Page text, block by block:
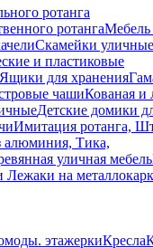
ротанга
ротангаМебель
Скамейки уличные
и пластиковые
Ящики для хранения
чашиКованая и
Детские домики
Имитация ротанга,
алюминия, Тика,
уличная мебель
на
этажеркиКресла